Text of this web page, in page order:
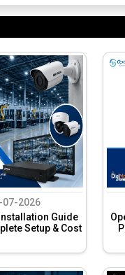
07-2026
Guide
Setup & Cost